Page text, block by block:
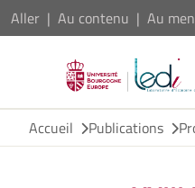
Aller Au contenu Au
Accueil
Publications